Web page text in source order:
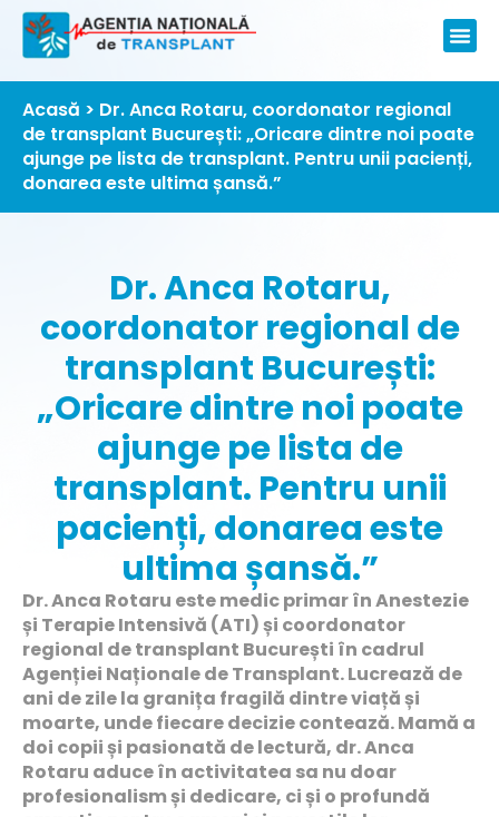
Acasă > Dr. Anca Rotaru, coordonator regional
de transplant București: „Oricare dintre noi poate
ajunge pe lista de transplant. Pentru unii pacienți,
donarea este ultima șansă.”
Dr. Anca Rotaru,
coordonator regional de
transplant București:
„Oricare dintre noi poate
ajunge pe lista de
transplant. Pentru unii
pacienți, donarea este
ultima șansă.”
Dr. Anca Rotaru este medic primar în Anestezie
și Terapie Intensivă (ATI) și coordonator
regional de transplant București în cadrul
Agenției Naționale de Transplant. Lucrează de
ani de zile la granița fragilă dintre viață și
moarte, unde fiecare decizie contează. Mamă a
doi copii și pasionată de lectură, dr. Anca
Rotaru aduce în activitatea sa nu doar
profesionalism și dedicare, ci și o profundă